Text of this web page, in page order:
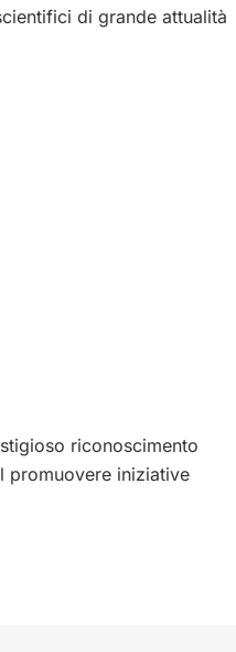
di grande attualità
riconoscimento
promuovere iniziative